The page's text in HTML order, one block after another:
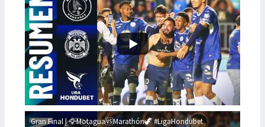
Gran Final | 🦅Motagua🆚Marathón🦖 #LigaHondubet